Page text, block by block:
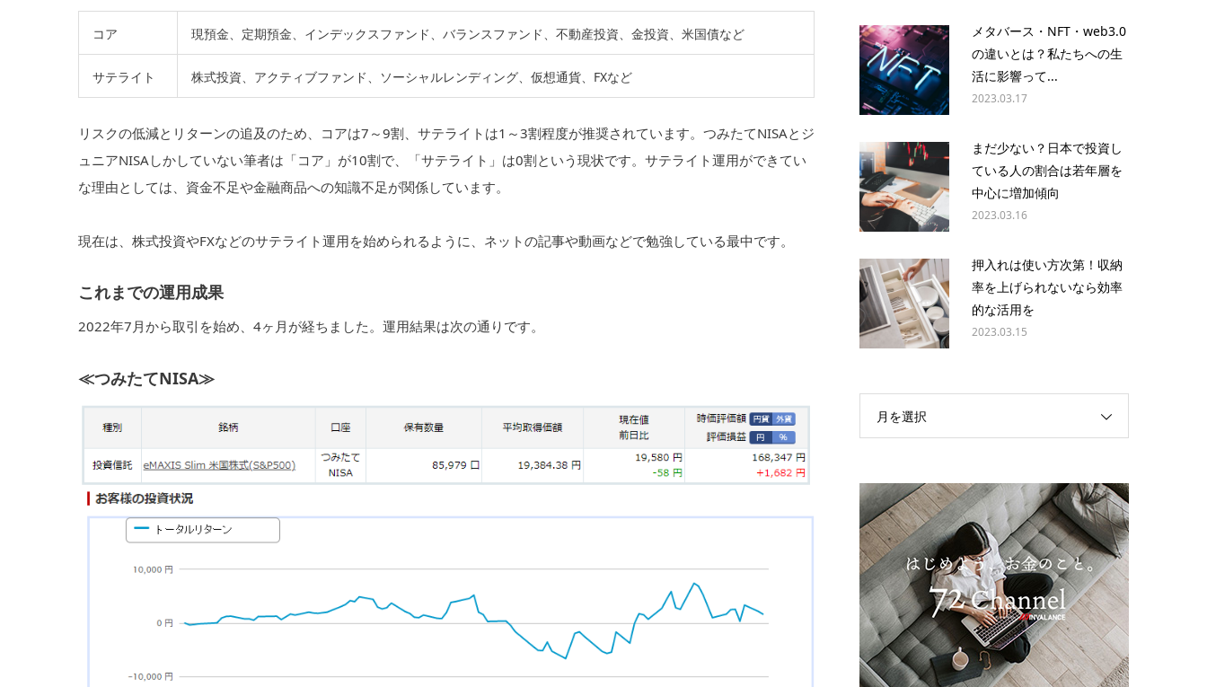
コア 現預金、定期預金、インデックスファンド、バランスファンド、不動産投資、金投資、米国債など
サテライト 株式投資、アクティブファンド、ソーシャルレンディング、仮想通貨、FXなど
リスクの低減とリターンの追及のため、コアは7～9割、サテライトは1～3割程度が推奨されています。つみたてNISAとジ
ュニアNISAしかしていない筆者は「コア」が10割で、「サテライト」は0割という現状です。サテライト運用ができてい
な理由としては、資金不足や金融商品への知識不足が関係しています。
現在は、株式投資やFXなどのサテライト運用を始められるように、ネットの記事や動画などで勉強している最中です。
これまでの運用成果
2022年7月から取引を始め、4ヶ月が経ちました。運用結果は次の通りです。
≪つみたてNISA≫
メタバース・NFT・web3.0
の違いとは？私たちへの生
活に影響って...
2023.03.17
まだ少ない？日本で投資し
ている人の割合は若年層を
中心に増加傾向
2023.03.16
押入れは使い方次第！収納
率を上げられないなら効率
的な活用を
2023.03.15
月を選択